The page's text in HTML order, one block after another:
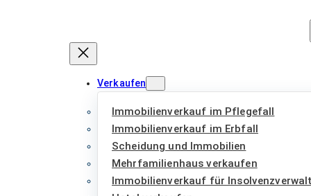
Verkaufen
Immobilienverkauf im Pflegefall
Immobilienverkauf im Erbfall
Scheidung und Immobilien
Mehrfamilienhaus verkaufen
Immobilienverkauf für